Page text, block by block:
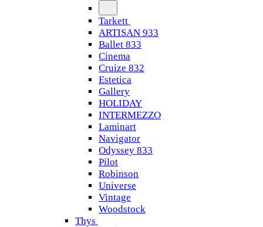
Tarkett
ARTISAN 933
Ballet 833
Cinema
Cruize 832
Estetica
Gallery
HOLIDAY
INTERMEZZO
Laminart
Navigator
Odyssey 833
Pilot
Robinson
Universe
Vintage
Woodstock
Thys